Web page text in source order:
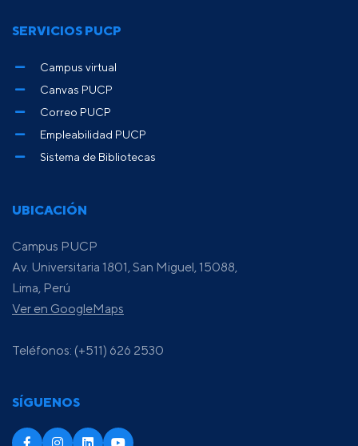
UBICACIÓN
Campus PUCP
Av. Universitaria 1801, San Miguel, 15088,
Lima, Perú
Ver en GoogleMaps
Teléfonos: (+511) 626 2530
SÍGUENOS
SERVICIOS PUCP
Campus virtual
Canvas PUCP
Correo PUCP
Empleabilidad PUCP
Sistema de Bibliotecas